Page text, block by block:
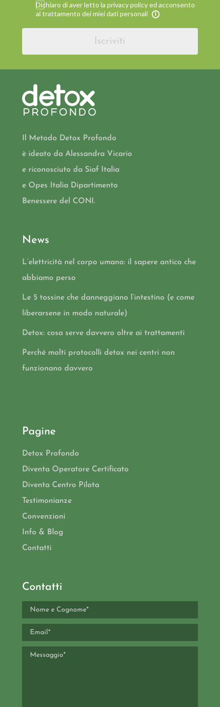
Dichiaro di aver letto la privacy policy ed acconsento
al trattamento dei miei dati personali
Iscriviti
Il Metodo Detox Profondo
è ideato da Alessandra Vicario
e riconosciuto da Siaf Italia
e Opes Italia Dipartimento
Benessere del CONI.
News
L’elettricità nel corpo umano: il sapere antico che
abbiamo perso
Le 5 tossine che danneggiano l’intestino (e come
liberarsene in modo naturale)
Detox: cosa serve davvero oltre ai trattamenti
Perché molti protocolli detox nei centri non
funzionano davvero
Pagine
Detox Profondo
Diventa Operatore Certificato
Diventa Centro Pilota
Testimonianze
Convenzioni
Info & Blog
Contatti
Contatti